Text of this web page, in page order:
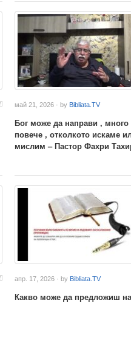
май 21, 2026 · by Bibliata.TV
Бог може да направи , много
повече , отколкото искаме
мислим – Пастор Фахри
апр. 17, 2026 · by Bibliata.TV
Какво може да предложиш